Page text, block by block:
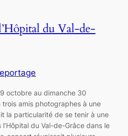
du Val-de-
octobre au dimanche 30
trois amis photographes à une
la particularité de se tenir à une
du Val-de-Grâce dans le